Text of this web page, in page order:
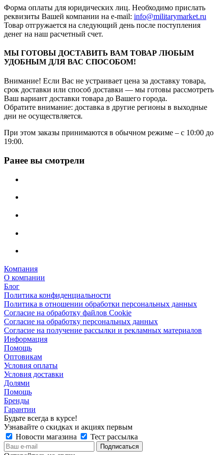
Форма оплаты для юридических лиц. Необходимо прислать
реквизиты Вашей компании на е-mail: info@militarymarket.ru
Товар отгружается на следующий день после поступления
денег на наш расчетный счет.
МЫ ГОТОВЫ ДОСТАВИТЬ ВАМ ТОВАР ЛЮБЫМ
УДОБНЫМ ДЛЯ ВАС СПОСОБОМ!
Внимание! Если Вас не устраивает цена за доставку товара,
срок доставки или способ доставки — мы готовы рассмотреть
Ваш вариант доставки товара до Вашего города.
Обратите внимание: доставка в другие регионы в выходные
дни не осуществляется.
При этом заказы принимаются в обычном режиме – с 10:00 до
19:00.
Ранее вы смотрели
Компания
О компании
Блог
Политика конфиденциальности
Политика в отношении обработки персональных данных
Согласие на обработку файлов Cookie
Согласие на обработку персональных данных
Согласие на получение рассылки и рекламных материалов
Информация
Помощь
Оптовикам
Условия оплаты
Условия доставки
Долями
Помощь
Бренды
Гарантии
Будьте всегда в курсе!
Узнавайте о скидках и акциях первым
Новости магазина
Тест рассылка